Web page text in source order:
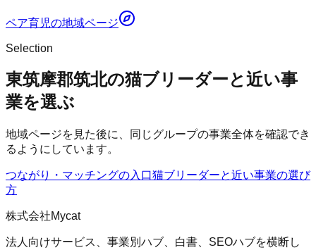
ペア育児の地域ページ
Selection
東筑摩郡筑北の猫ブリーダーと近い事
業を選ぶ
地域ページを見た後に、同じグループの事業全体を確認でき
るようにしています。
つながり・マッチングの入口猫ブリーダーと近い事業の選び
方
株式会社Mycat
法人向けサービス、事業別ハブ、白書、SEOハブを横断し